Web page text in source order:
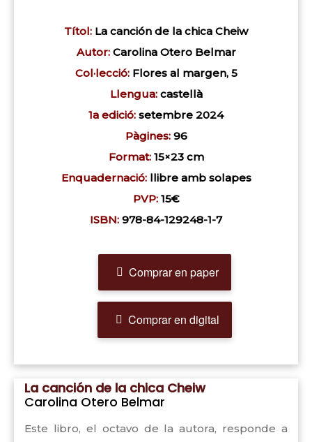
Títol: La canción de la chica Cheiw
Autor: Carolina Otero Belmar
Col·lecció: Flores al margen, 5
Llengua: castellà
1a edició: setembre 2024
Pàgines: 96
Format:15×23 cm
Enquadernació: llibre amb solapes
PVP: 15€
ISBN: 978-84-129248-1-7
Comprar en paper
Comprar en digital
La canción de la chica Cheiw
Carolina Otero Belmar
Este libro, el octavo de la autora, responde a